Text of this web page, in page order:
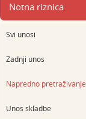
Notna riznica
Svi unosi
Zadnji unos
Napredno pretraživanje
Unos skladbe